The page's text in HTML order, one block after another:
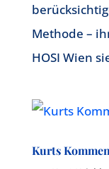
Methode –
HOSI Wien
Kurts